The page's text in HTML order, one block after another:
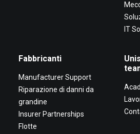
IT
Fabbricanti
Manufacturer Support
Riparazione di danni da
grandine
Insurer Partnerships
Flotte